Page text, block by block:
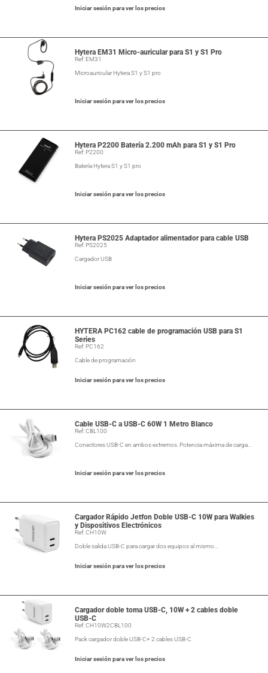
Iniciar sesión para ver los precios
Hytera EM31 Micro-auricular para S1 y S1 Pro
Ref: EM31
Microauricular Hytera S1 y S1 pro
Iniciar sesión para ver los precios
Hytera P2200 Batería 2.200 mAh para S1 y S1 Pro
Ref: P2200
Batería Hytera S1 y S1 pro
Iniciar sesión para ver los precios
Hytera PS2025 Adaptador alimentador para cable USB
Ref: PS2025
Cargador USB
Iniciar sesión para ver los precios
HYTERA PC162 cable de programación USB para S1
Series
Ref: PC162
Cable de programación
Iniciar sesión para ver los precios
Cable USB-C a USB-C 60W 1 Metro Blanco
Ref: CBL100
Conectores USB-C en ambos extremos. Potencia máxima de carga…
Iniciar sesión para ver los precios
Cargador Rápido Jetfon Doble USB-C 10W para Walkies
y Dispositivos Electrónicos
Ref: CH10W
Doble salida USB-C para cargar dos equipos al mismo…
Iniciar sesión para ver los precios
Cargador doble toma USB-C, 10W + 2 cables doble
USB-C
Ref: CH10W2CBL100
Pack cargador doble USB-C+ 2 cables USB-C
Iniciar sesión para ver los precios